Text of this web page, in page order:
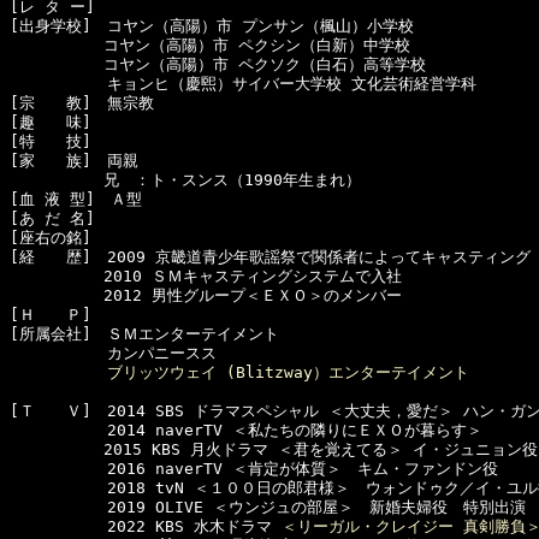
[レ タ ー]
[出身学校]　コヤン（高陽）市 プンサン（楓山）小学校
コヤン（高陽）市 ペクシン（白新）中学校
コヤン（高陽）市 ペクソク（白石）高等学校
  　　　　　キョンヒ（慶煕）サイバー大学校 文化芸術経営学科
[宗　　教]　無宗教
[趣　　味]
[特　　技]
[家　　族]　両親
兄　：ト・スンス（1990年生まれ）
[血 液 型]　Ａ型
[あ だ 名]
[座右の銘]
[経　　歴]　2009 京畿道青少年歌謡祭で関係者によってキャスティング
2010 ＳＭキャスティングシステムで入社
2012 男性グループ＜ＥＸＯ＞のメンバー
[Ｈ　　Ｐ]
[所属会社]　ＳＭエンターテイメント
  　　　　　カンパニースス
ブリッツウェイ (Blitzway）エンターテイメント
[Ｔ　　Ｖ]　2014 SBS ドラマスペシャル ＜大丈夫，愛だ＞ ハン・ガ
  　　　　　2014 naverTV ＜私たちの隣りにＥＸＯが暮らす＞
2015 KBS 月火ドラマ ＜君を覚えてる＞ イ・ジュニョン役
  　　　　　2016 naverTV ＜肯定が体質＞　キム・ファンドン役
　　　　　2018 tvN ＜１００日の郎君様＞　ウォンドゥク／イ・ユ
  　　　　　2019 OLIVE ＜ウンジュの部屋＞　新婚夫婦役　特別出演
  　　　　　2022 KBS 水木ドラマ
＜リーガル・クレイジー 真剣勝負＞